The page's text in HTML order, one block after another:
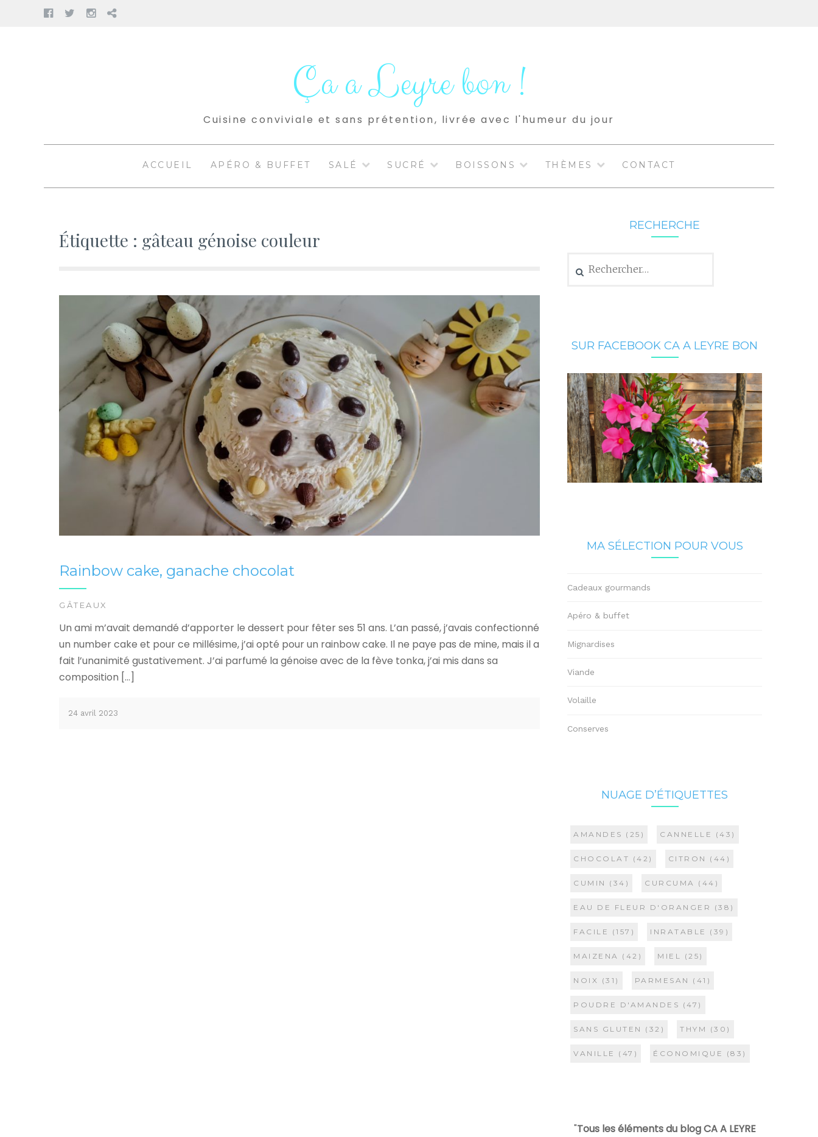
FacebookTwitter
Instagram
Pinterest
Ça a Leyre bon !
Cuisine conviviale et sans prétention, livrée avec l'humeur du jour
ACCUEIL APÉRO & BUFFET SALÉ SUCRÉ BOISSONS THÈMES CONTACT
Étiquette : gâteau génoise couleur
Rainbow cake, ganache chocolat
GÂTEAUX
Un ami m’avait demandé d’apporter le dessert pour fêter ses 51 ans. L’an passé, j’avais confectionné
un number cake et pour ce millésime, j’ai opté pour un rainbow cake. Il ne paye pas de mine, mais il a
fait l’unanimité gustativement. J’ai parfumé la génoise avec de la fève tonka, j’ai mis dans sa
composition […]
24 avril 2023
RECHERCHE
SUR FACEBOOK CA A LEYRE BON
MA SÉLECTION POUR VOUS
Cadeaux gourmands
Apéro & buffet
Mignardises
Viande
Volaille
Conserves
NUAGE D’ÉTIQUETTES
AMANDES (25) CANNELLE (43)
CHOCOLAT (42) CITRON (44)
CUMIN (34) CURCUMA (44)
EAU DE FLEUR D'ORANGER (38)
FACILE (157) INRATABLE (39)
MAIZENA (42) MIEL (25)
NOIX (31) PARMESAN (41)
POUDRE D'AMANDES (47)
SANS GLUTEN (32) THYM (30)
VANILLE (47) ÉCONOMIQUE (83)
"Tous les éléments du blog CA A LEYRE